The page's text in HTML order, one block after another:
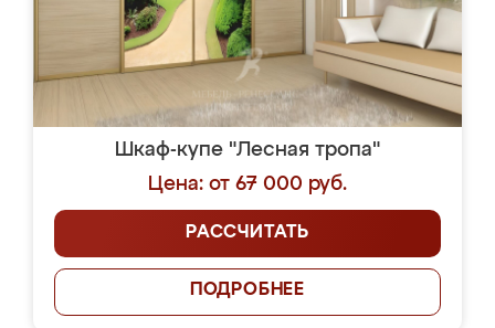
Шкаф-купе "Лесная тропа"
Цена: от 67 000 руб.
РАССЧИТАТЬ
ПОДРОБНЕЕ